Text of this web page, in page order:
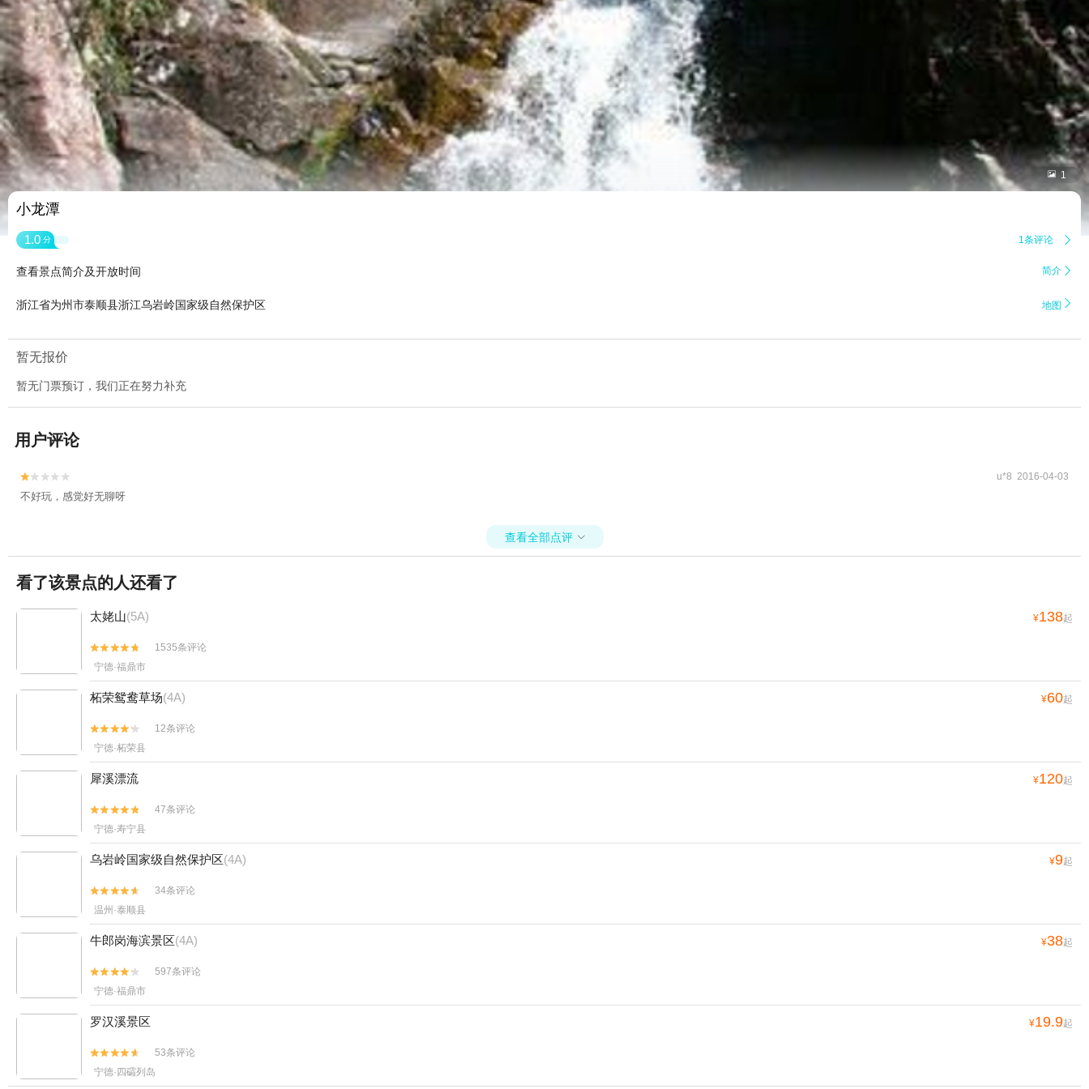
 1
小龙潭
1.0 分 1条评论 
查看景点简介及开放时间 简介 
浙江省为州市泰顺县浙江乌岩岭国家级自然保护区 地图 
暂无报价
暂无门票预订，我们正在努力补充
用户评论

 u*8 2016-04-03
不好玩，感觉好无聊呀
查看全部点评 
看了该景点的人还看了
太姥山(5A) ¥138起


1535条评论
宁德·福鼎市
柘荣鸳鸯草场(4A) ¥60起


12条评论
宁德·柘荣县
犀溪漂流 ¥120起


47条评论
宁德·寿宁县
乌岩岭国家级自然保护区(4A) ¥9起


34条评论
温州·泰顺县
牛郎岗海滨景区(4A) ¥38起


597条评论
宁德·福鼎市
罗汉溪景区 ¥19.9起


53条评论
宁德·四礵列岛